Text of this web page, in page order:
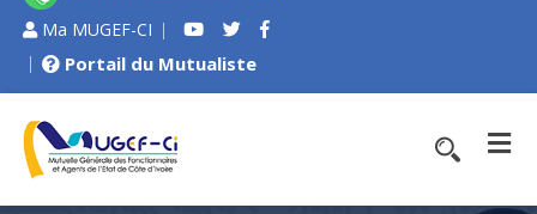
Ma MUGEF-CI
Portail du Mutualiste